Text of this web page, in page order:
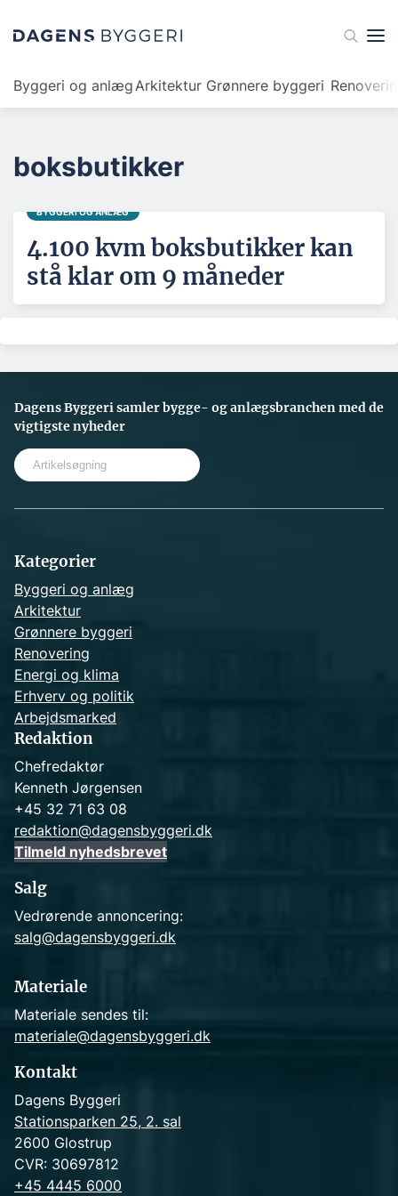
Byggeri og anlægArkitektur Grønnere byggeri
boksbutikker
BYGGERI OG ANLÆG
4.100 kvm boksbutikker kan
stå klar om 9 måneder
Dagens Byggeri samler bygge- og anlægsbranchen med de
vigtigste nyheder
Kategorier
Byggeri og anlæg
Arkitektur
Grønnere byggeri
Renovering
Energi og klima
Erhverv og politik
Arbejdsmarked
Redaktion
Chefredaktør
Kenneth Jørgensen
+45 32 71 63 08
redaktion@dagensbyggeri.dk
Tilmeld nyhedsbrevet
Salg
Vedrørende annoncering:
salg@dagensbyggeri.dk
Materiale
Materiale sendes til:
materiale@dagensbyggeri.dk
Kontakt
Dagens Byggeri
Stationsparken 25, 2. sal
2600 Glostrup
CVR: 30697812
+45 4445 6000